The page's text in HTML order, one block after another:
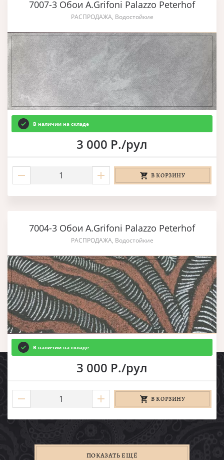
7007-3 Обои A.Grifoni Palazzo Peterhof
РАСПРОДАЖА, Водостойкие
В наличии на складе
3 000 Р./рул
В КОРЗИНУ
7004-3 Обои A.Grifoni Palazzo Peterhof
РАСПРОДАЖА, Водостойкие
В наличии на складе
3 000 Р./рул
В КОРЗИНУ
ПОКАЗАТЬ ЕЩЁ